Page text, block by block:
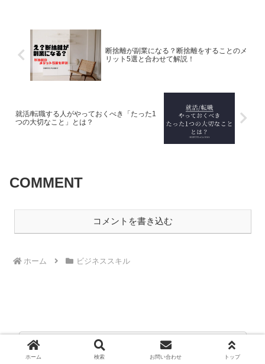
断捨離が副業になる？断捨離をすることのメ
リット5選と合わせて解説！
就活/転職する人がやっておくべき「たった1
つの大切なこと」とは？
COMMENT
コメントを書き込む
ホーム ビジネススキル
ホーム 検索 お問い合わせ トップ